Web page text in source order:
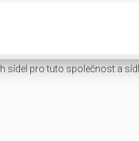
sídel pro tuto společnost a